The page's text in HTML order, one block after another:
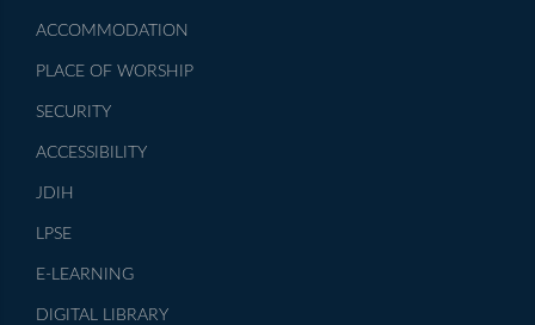
ACCOMMODATION
PLACE OF WORSHIP
SECURITY
ACCESSIBILITY
JDIH
LPSE
E-LEARNING
DIGITAL LIBRARY